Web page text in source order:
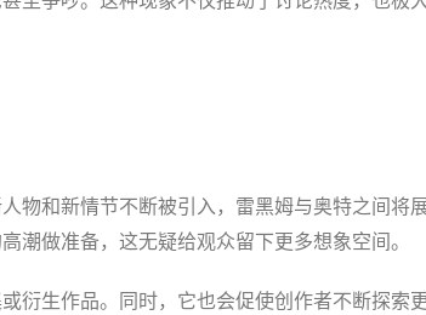
物和新情节不断被引入，雷黑姆与奥特之间将
潮做准备，这无疑给观众留下更多想象空间。
生作品。同时，它也会促使创作者不断探索